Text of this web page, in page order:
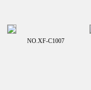
NO.XF-C1007